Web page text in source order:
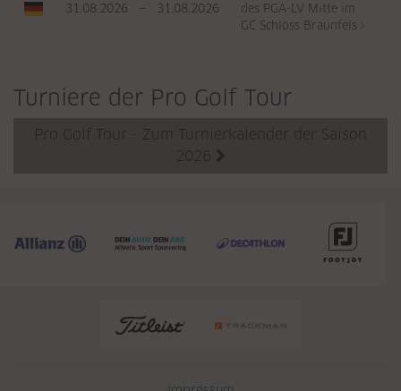
31.08.2026 — 31.08.2026
des PGA-LV Mitte im
GC Schloss Braunfels
Turniere der Pro Golf Tour
Pro Golf Tour - Zum Turnierkalender der Saison
2026 